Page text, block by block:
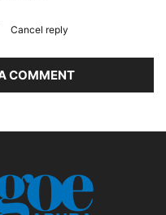
Cancel reply
COMMENT